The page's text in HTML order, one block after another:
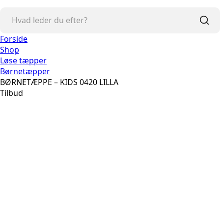
Forside
Shop
Løse tæpper
Børnetæpper
BØRNETÆPPE – KIDS 0420 LILLA
Tilbud